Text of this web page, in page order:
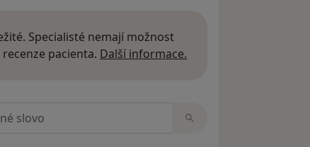
Specialisté nemají možnost
pacienta. Další informace.